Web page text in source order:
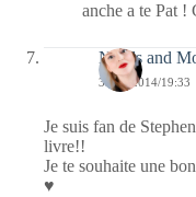
anche a te Pat !
Needs and
30/12/2014/19:33
Je suis fan de
livre!!
Je te souhaite une
♥